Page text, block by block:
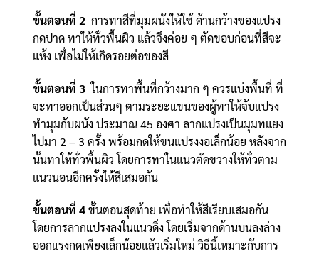
ขั้นตอนที่ 2 การทาสีที่มุมผนังให้ใช้ ด้านกว้างของแปรง
กดปาด ทาให้ทั่วพื้นผิว แล้วจึงค่อย ๆ ตัดขอบก่อนที่สีจะ
แห้ง เพื่อไม่ให้เกิดรอยต่อของสี
ขั้นตอนที่ 3 ในการทาพื้นที่กว้างมาก ๆ ควรแบ่งพื้นที่ ที่
จะทาออกเป็นส่วนๆ ตามระยะแขนของผู้ทาให้จับแปรง
ทำมุมกับผนัง ประมาณ 45 องศา ลากแปรงเป็นมุมทแยง
ไปมา 2 – 3 ครั้ง พร้อมกดให้ขนแปรงงอเล็กน้อย หลังจาก
นั้นทาให้ทั่วพื้นผิว โดยการทาในแนวตัดขวางให้ทั่วตาม
แนวนอนอีกครั้งให้สีเสมอกัน
ขั้นตอนที่ 4ขั้นตอนสุดท้าย เพื่อทำให้สีเรียบเสมอกัน
โดยการลากแปรงลงในแนวดิ่ง โดยเริ่มจากด้านบนลงล่าง
ออกแรงกดเพียงเล็กน้อยแล้วเริ่มใหม่ วิธีนี้เหมาะกับการ